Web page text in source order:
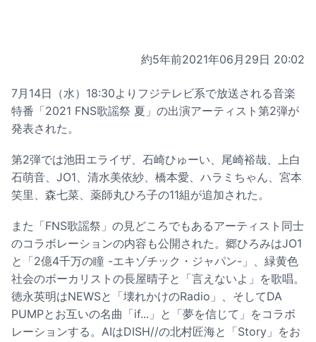
約5年前2021年06月29日 20:02
7月14日（水）18:30よりフジテレビ系で放送される音楽
特番「2021 FNS歌謡祭 夏」の出演アーティスト第2弾が
発表された。
第2弾では池田エライザ、石崎ひゅーい、尾崎裕哉、上白
石萌音、JO1、清水美依紗、橋本愛、ハラミちゃん、宮本
笑里、森七菜、薬師丸ひろ子の11組が追加された。
また「FNS歌謡祭」の見どころでもあるアーティスト同士
のコラボレーションの内容も公開された。郷ひろみはJO1
と「2億4千万の瞳 -エキゾチック・ジャパン-」、緑黄色
社会のボーカリストの長屋晴子と「言えないよ」を歌唱。
徳永英明はNEWSと「壊れかけのRadio」、そしてDA
PUMPとお互いの名曲「if...」と「夢を信じて」をコラボ
レーションする。AIはDISH//の北村匠海と「Story」をお